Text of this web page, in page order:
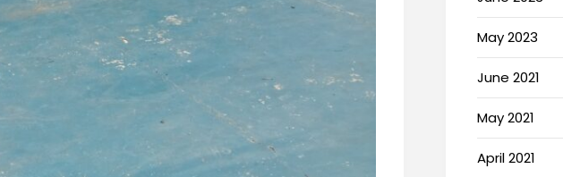
May 2023
June 2021
May 2021
April 2021